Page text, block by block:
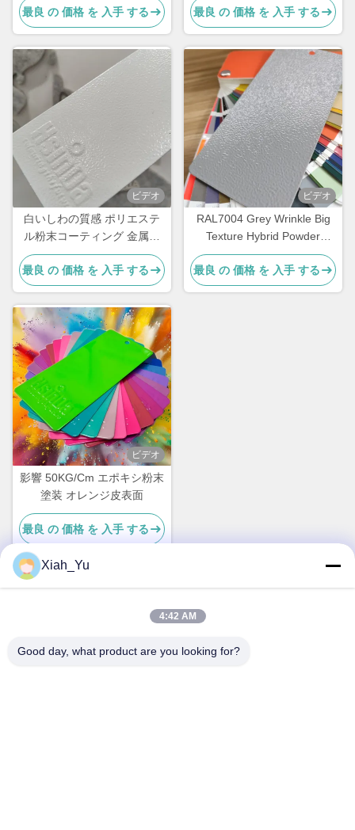
最良 の 価格 を 入手 する
最良 の 価格 を 入手 する
ビデオ
白いしわの質感 ポリエステ
ル粉末コーティング 金属用
60~80um
最良 の 価格 を 入手 する
ビデオ
RAL7004 Grey Wrinkle Big
Texture Hybrid Powder
Coating Paint for metal
coating
最良 の 価格 を 入手 する
ビデオ
影響 50KG/Cm エポキシ粉末
塗装 オレンジ皮表面
最良 の 価格 を 入手 する
アドレス
Xiah_Yu
4:42 AM
Good day, what product are you looking for?